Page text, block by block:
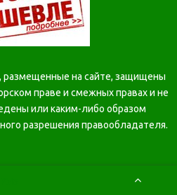
размещенные на сайте, защищены
праве и смежных правах и не
или каким-либо образом
разрешения правообладателя.